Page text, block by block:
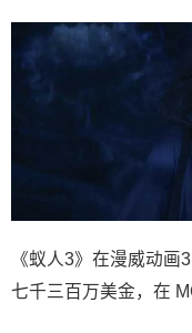
《蚁人3》在漫威动
七千三百万美金，在